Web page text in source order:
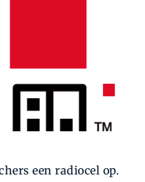
een radiocel op.